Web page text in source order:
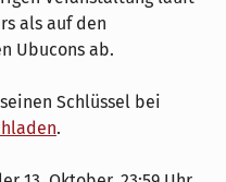
als auf den
Ubucons ab.
Schlüssel bei
.